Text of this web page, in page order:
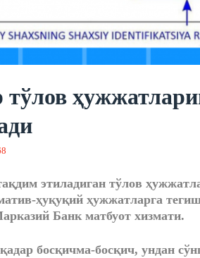
этиладиган тўлов
ҳуқуқий ҳужжатларга
Банк матбуот хизмати.
босқичма-босқич, ундан